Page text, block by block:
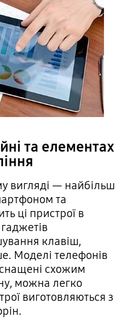
та елементах
вигляді — найбільш
та
ці пристрої в
клавіш,
Моделі телефонів
схожим
можна легко
виготовляються з